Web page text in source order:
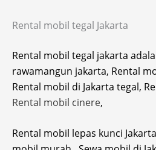
Rental mobil tegal Jakarta
Rental mobil tegal jakarta
rawamangun jakarta, Rental
Rental mobil di Jakarta tegal,
Rental mobil cinere,
Rental mobil lepas kunci